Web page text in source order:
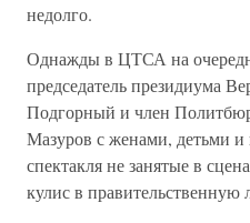
недолго.
Однажды в ЦТСА на
председатель президиума
Подгорный и член
Мазуров с женами, детьми
спектакля не занятые в
кулис в правительственную